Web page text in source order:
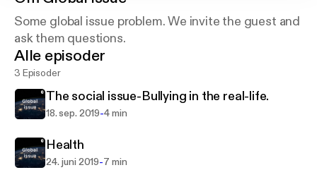
Some global issue problem. We invite the guest and
ask them questions.
Alle episoder
3 Episoder
The social issue-Bullying in the real-life.
18. sep. 2019-4 min
Health
24. juni 2019-7 min